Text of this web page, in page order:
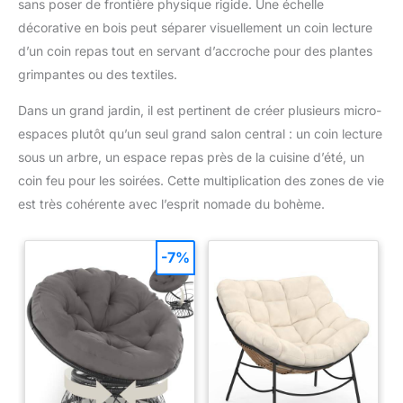
sans poser de frontière physique rigide. Une échelle
décorative en bois peut séparer visuellement un coin lecture
d’un coin repas tout en servant d’accroche pour des plantes
grimpantes ou des textiles.
Dans un grand jardin, il est pertinent de créer plusieurs micro-
espaces plutôt qu’un seul grand salon central : un coin lecture
sous un arbre, un espace repas près de la cuisine d’été, un
coin feu pour les soirées. Cette multiplication des zones de vie
est très cohérente avec l’esprit nomade du bohème.
-7%